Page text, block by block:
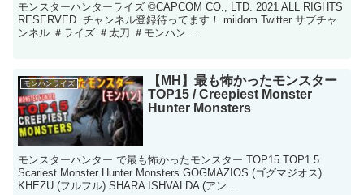
モンスターハンターライズ ©CAPCOM CO., LTD. 2021 ALL RIGHTS
RESERVED. チャンネル登録待ってます！ mildom Twitter サブチャ
ンネル ＃ライズ ＃太刀 ＃モンハン ...
モンハンライズ
【MH】最も怖かったモンスター
TOP15 / Creepiest Monster
Hunter Monsters
モンスターハンター で最も怖かったモンスター TOP15 TOP1 5
Scariest Monster Hunter Monsters GOGMAZIOS (ゴグマジオス)
KHEZU (フルフル) SHARA ISHVALDA (アン...